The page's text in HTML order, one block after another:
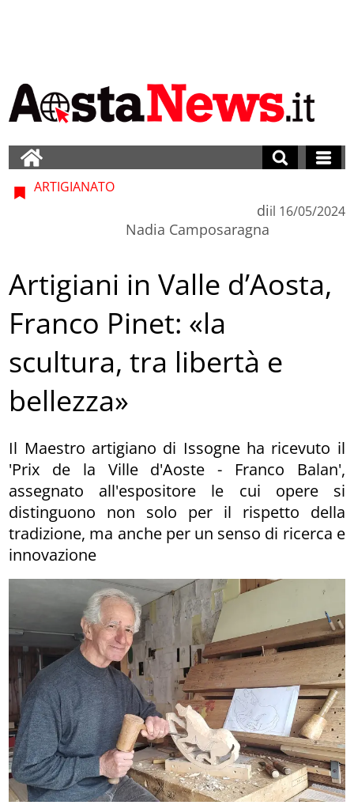
ARTIGIANATO
di
Nadia Camposaragna
il 16/05/2024
Artigiani in Valle d’Aosta,
Franco Pinet: «la
scultura, tra libertà e
bellezza»
Il Maestro artigiano di Issogne ha ricevuto il
'Prix de la Ville d'Aoste - Franco Balan',
assegnato all'espositore le cui opere si
distinguono non solo per il rispetto della
tradizione, ma anche per un senso di ricerca e
innovazione